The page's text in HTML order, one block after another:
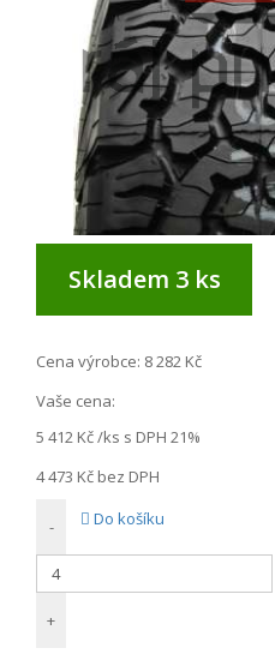
Skladem 3 ks
Cena výrobce: 8 282 Kč
Vaše cena:
5 412 Kč/ks s DPH 21%
4 473 Kč bez DPH
-
+
Do košíku